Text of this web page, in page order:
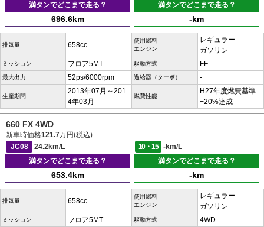
満タンでどこまで走る？
696.6km
満タンでどこまで走る？
-km
排気量 658cc
使用燃料
エンジン
レギュラー
ガソリン
ミッション フロア5MT 駆動方式 FF
最大出力 52ps/6000rpm 過給器（ターボ） -
生産期間
2013年07月～201
4年03月
燃費性能
H27年度燃費基準
+20%達成
660 FX 4WD
新車時価格121.7万円(税込)
JC08
24.2km/L 10・15
-km/L
満タンでどこまで走る？
653.4km
満タンでどこまで走る？
-km
排気量 658cc
使用燃料
エンジン
レギュラー
ガソリン
ミッション フロア5MT 駆動方式 4WD